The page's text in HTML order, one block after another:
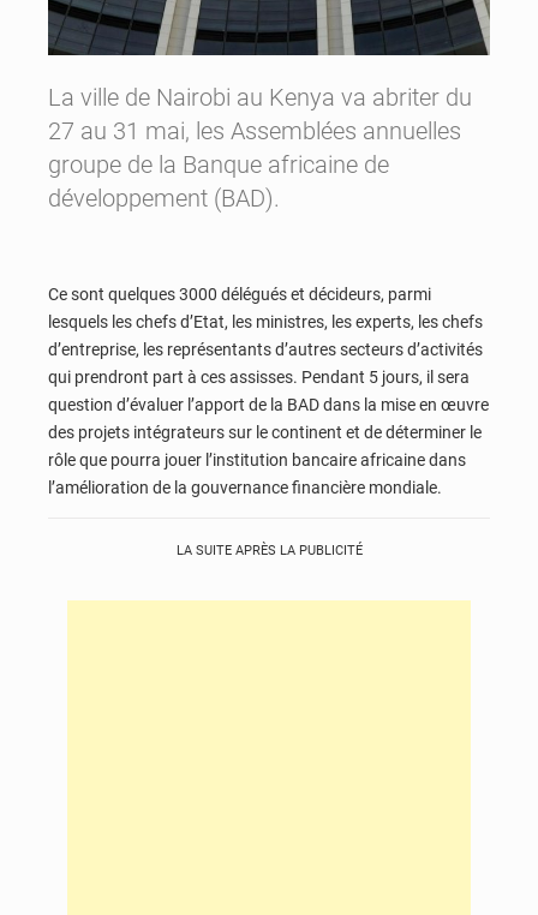
La ville de Nairobi au Kenya va abriter du
27 au 31 mai, les Assemblées annuelles
groupe de la Banque africaine de
développement (BAD).
Ce sont quelques 3000 délégués et décideurs, parmi
lesquels les chefs d’Etat, les ministres, les experts, les chefs
d’entreprise, les représentants d’autres secteurs d’activités
qui prendront part à ces assisses. Pendant 5 jours, il sera
question d’évaluer l’apport de la BAD dans la mise en œuvre
des projets intégrateurs sur le continent et de déterminer le
rôle que pourra jouer l’institution bancaire africaine dans
l’amélioration de la gouvernance financière mondiale.
LA SUITE APRÈS LA PUBLICITÉ